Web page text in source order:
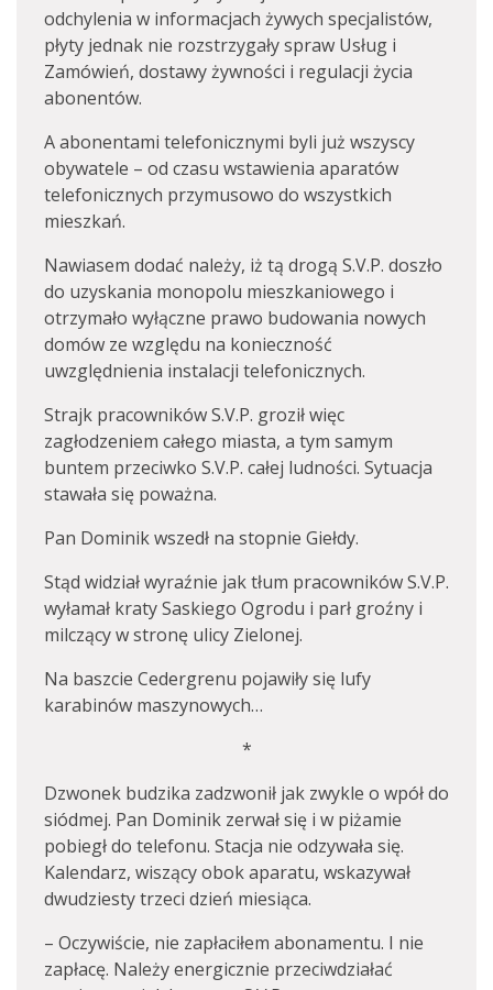
odchylenia w informacjach żywych specjalistów,
płyty jednak nie rozstrzygały spraw Usług i
Zamówień, dostawy żywności i regulacji życia
abonentów.
A abonentami telefonicznymi byli już wszyscy
obywatele – od czasu wstawienia aparatów
telefonicznych przymusowo do wszystkich
mieszkań.
Nawiasem dodać należy, iż tą drogą S.V.P. doszło
do uzyskania monopolu mieszkaniowego i
otrzymało wyłączne prawo budowania nowych
domów ze względu na konieczność
uwzględnienia instalacji telefonicznych.
Strajk pracowników S.V.P. groził więc
zagłodzeniem całego miasta, a tym samym
buntem przeciwko S.V.P. całej ludności. Sytuacja
stawała się poważna.
Pan Dominik wszedł na stopnie Giełdy.
Stąd widział wyraźnie jak tłum pracowników S.V.P.
wyłamał kraty Saskiego Ogrodu i parł groźny i
milczący w stronę ulicy Zielonej.
Na baszcie Cedergrenu pojawiły się lufy
karabinów maszynowych…
*
Dzwonek budzika zadzwonił jak zwykle o wpół do
siódmej. Pan Dominik zerwał się i w piżamie
pobiegł do telefonu. Stacja nie odzywała się.
Kalendarz, wiszący obok aparatu, wskazywał
dwudziesty trzeci dzień miesiąca.
– Oczywiście, nie zapłaciłem abonamentu. I nie
zapłacę. Należy energicznie przeciwdziałać